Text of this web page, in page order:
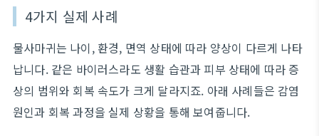
4가지 실제 사례
물사마귀는 나이, 환경, 면역 상태에 따라 양상이 다르게 나타
납니다. 같은 바이러스라도 생활 습관과 피부 상태에 따라 증
상의 범위와 회복 속도가 크게 달라지죠. 아래 사례들은 감염
원인과 회복 과정을 실제 상황을 통해 보여줍니다.